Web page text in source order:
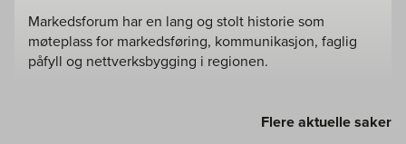
Markedsforum har en lang og stolt historie som
møteplass for markedsføring, kommunikasjon, faglig
påfyll og nettverksbygging i regionen.
Flere aktuelle saker